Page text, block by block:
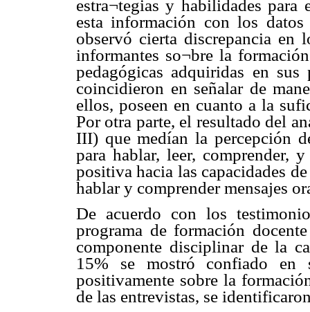
estra¬tegias y habilidades para
esta información con los datos
observó cierta discrepancia en
informantes so¬bre la
pedagógicas adquiridas en
coincidieron en señalar de
ellos, poseen en cuanto a la
Por otra parte, el resultado del
III) que medían la percepción
para hablar, leer, comprender,
positiva hacia las capacidades
hablar y comprender mensajes
De acuerdo con los
programa de formación
componente disciplinar de la
15% se mostró confiado en
positivamente sobre la
de las entrevistas, se